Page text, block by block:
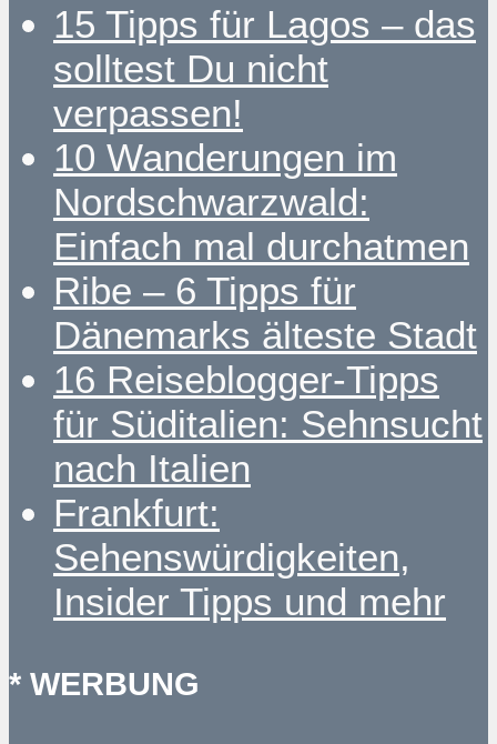
15 Tipps für Lagos – das
solltest Du nicht
verpassen!
10 Wanderungen im
Nordschwarzwald:
Einfach mal durchatmen
Ribe – 6 Tipps für
Dänemarks älteste Stadt
16 Reiseblogger-Tipps
für Süditalien: Sehnsucht
nach Italien
Frankfurt:
Sehenswürdigkeiten,
Insider Tipps und mehr
* WERBUNG